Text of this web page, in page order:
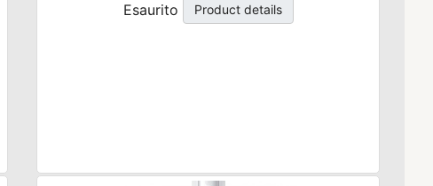
Esaurito
Product details